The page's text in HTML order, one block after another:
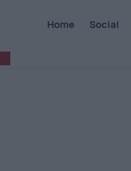
Home Social